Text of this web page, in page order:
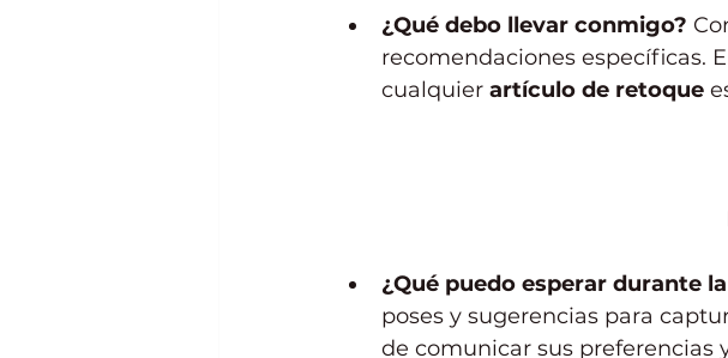
¿Qué debo llevar conmigo?
recomendaciones específicas.
cualquier artículo de retoque
¿Qué puedo esperar durante
poses y sugerencias para
de comunicar sus preferencias